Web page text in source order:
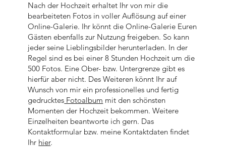
Nach der Hochzeit erhaltet Ihr von mir die
bearbeiteten Fotos in voller Auflösung auf einer
Online-Galerie. Ihr könnt die Online-Galerie Euren
Gästen ebenfalls zur Nutzung freigeben. So kann
jeder seine Lieblingsbilder herunterladen. In der
Regel sind es bei einer 8 Stunden Hochzeit um die
500 Fotos. Eine Ober- bzw. Untergrenze gibt es
hierfür aber nicht. Des Weiteren könnt Ihr auf
Wunsch von mir ein professionelles und fertig
gedrucktes Fotoalbum mit den schönsten
Momenten der Hochzeit bekommen. Weitere
Einzelheiten beantworte ich gern. Das
Kontaktformular bzw. meine Kontaktdaten findet
Ihr hier.